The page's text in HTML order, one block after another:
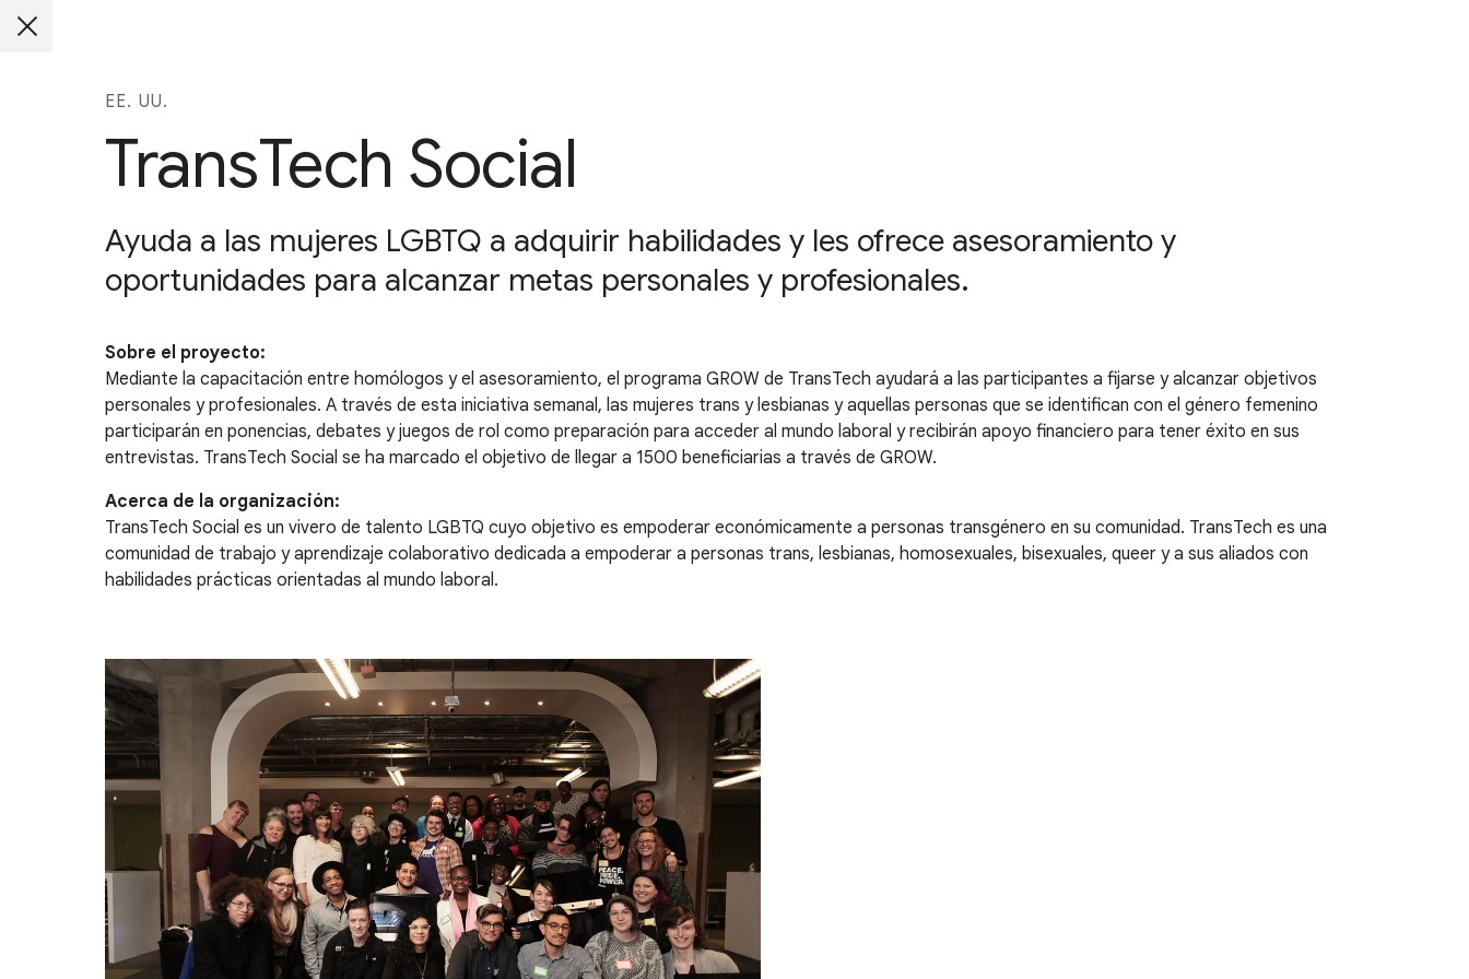
EE. UU.
TransTech Social
Ayuda a las mujeres LGBTQ a adquirir habilidades y les ofrece asesoramiento y
oportunidades para alcanzar metas personales y profesionales.
Sobre el proyecto:
Mediante la capacitación entre homólogos y el asesoramiento, el programa GROW de TransTech ayudará a las participantes a fijarse y alcanzar objetivos
personales y profesionales. A través de esta iniciativa semanal, las mujeres trans y lesbianas y aquellas personas que se identifican con el género femenino
participarán en ponencias, debates y juegos de rol como preparación para acceder al mundo laboral y recibirán apoyo financiero para tener éxito en sus
entrevistas. TransTech Social se ha marcado el objetivo de llegar a 1500 beneficiarias a través de GROW.
Acerca de la organización:
TransTech Social es un vivero de talento LGBTQ cuyo objetivo es empoderar económicamente a personas transgénero en su comunidad. TransTech es una
comunidad de trabajo y aprendizaje colaborativo dedicada a empoderar a personas trans, lesbianas, homosexuales, bisexuales, queer y a sus aliados con
habilidades prácticas orientadas al mundo laboral.